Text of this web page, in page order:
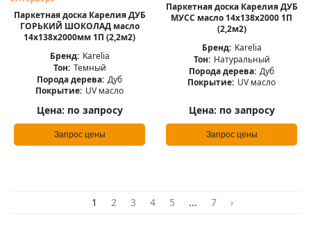
Паркетная доска Карелия ДУБ
ГОРЬКИЙ ШОКОЛАД масло
14x138x2000мм 1П (2,2м2)
Бренд: Karelia
Тон: Темный
Порода дерева: Дуб
Покрытие: UV масло
Цена: по запросу
Запрос цены
Паркетная доска Карелия ДУБ
МУСС масло 14x138x2000 1П
(2,2м2)
Бренд: Karelia
Тон: Натуральный
Порода дерева: Дуб
Покрытие: UV масло
Цена: по запросу
Запрос цены
1 2 3 4 5 ... 7 ›